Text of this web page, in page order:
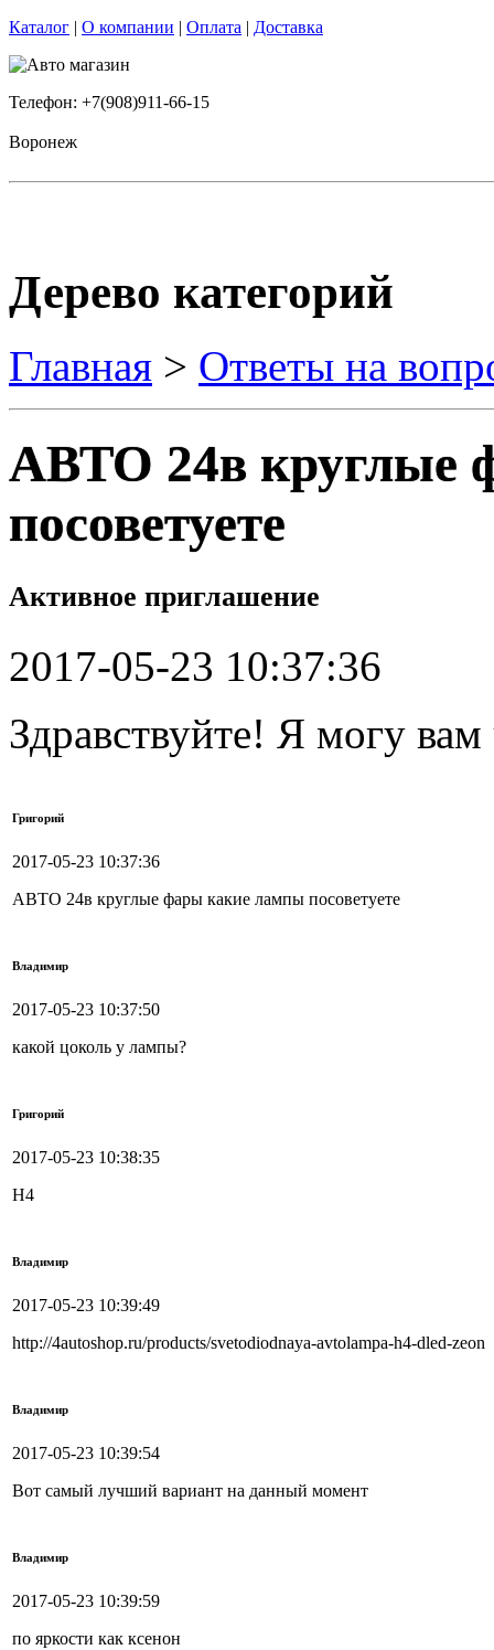
Каталог | О компании | Оплата | Доставка
Телефон: +7(908)911-66-15
Воронеж
Дерево категорий
Главная > Ответы на
АВТО 24в круглые
посоветуете
Активное приглашение
2017-05-23 10:37:36
Здравствуйте! Я могу
Григорий
2017-05-23 10:37:36
АВТО 24в круглые фары какие лампы посоветуете
Владимир
2017-05-23 10:37:50
какой цоколь у лампы?
Григорий
2017-05-23 10:38:35
H4
Владимир
2017-05-23 10:39:49
http://4autoshop.ru/products/svetodiodnaya-avtolampa-h4-dled-zeon
Владимир
2017-05-23 10:39:54
Вот самый лучший вариант на данный момент
Владимир
2017-05-23 10:39:59
по яркости как ксенон